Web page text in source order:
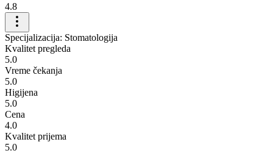
4.8
Specijalizacija: Stomatologija
Kvalitet pregleda
5.0
Vreme čekanja
5.0
Higijena
5.0
Cena
4.0
Kvalitet prijema
5.0